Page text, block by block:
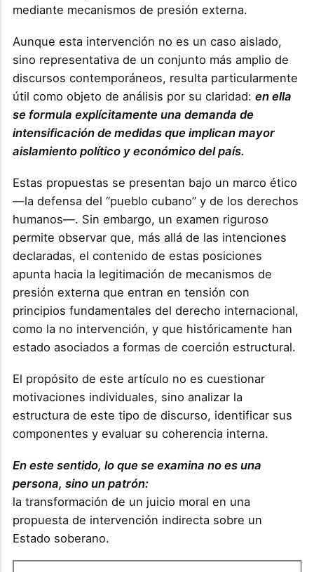
mediante mecanismos de presión externa.
Aunque esta intervención no es un caso aislado,
sino representativa de un conjunto más amplio de
discursos contemporáneos, resulta particularmente
útil como objeto de análisis por su claridad: en ella
se formula explícitamente una demanda de
intensificación de medidas que implican mayor
aislamiento político y económico del país.
Estas propuestas se presentan bajo un marco ético
—la defensa del “pueblo cubano” y de los derechos
humanos—. Sin embargo, un examen riguroso
permite observar que, más allá de las intenciones
declaradas, el contenido de estas posiciones
apunta hacia la legitimación de mecanismos de
presión externa que entran en tensión con
principios fundamentales del derecho internacional,
como la no intervención, y que históricamente han
estado asociados a formas de coerción estructural.
El propósito de este artículo no es cuestionar
motivaciones individuales, sino analizar la
estructura de este tipo de discurso, identificar sus
componentes y evaluar su coherencia interna.
En este sentido, lo que se examina no es una
persona, sino un patrón:
la transformación de un juicio moral en una
propuesta de intervención indirecta sobre un
Estado soberano.